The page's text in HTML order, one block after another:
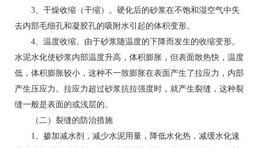
3、干燥收缩（干缩）。硬化后的砂浆在不饱和湿空气中失
去内部毛细孔和凝胶孔的吸附水引起的体积变形。
4、温度收缩。由于砂浆随温度的下降而发生的收缩变形。
水泥水化使砂浆内部温度升高，体积膨胀，但表面散热快，温度
低，体积膨胀较小，这种不一致膨胀在表面产生了拉应力，内部
产生压应力。拉应力超过砂浆抗拉强度时，就产生裂缝，这种裂
缝一般是表面的或浅层的。
（二）裂缝的防治措施
1、掺加减水剂，减少水泥用量，降低水化热，减缓水化速